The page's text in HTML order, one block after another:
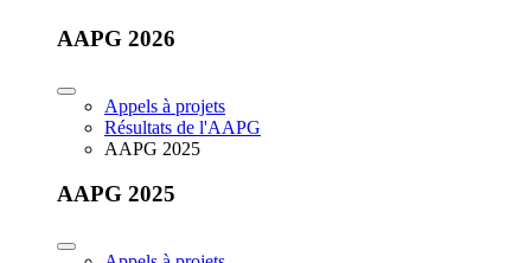
AAPG 2026
Appels à projets
Résultats de l'AAPG
AAPG 2025
AAPG 2025